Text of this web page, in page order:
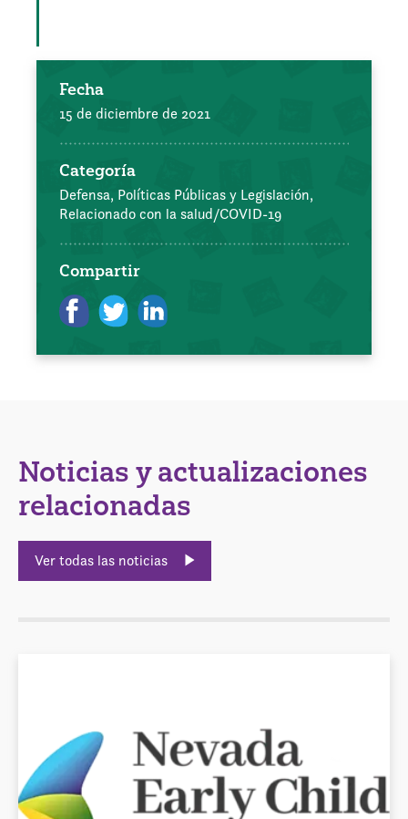
Fecha
15 de diciembre de 2021
Categoría
Defensa, Políticas Públicas y Legislación,
Relacionado con la salud/COVID-19
Compartir
Noticias y actualizaciones
relacionadas
Ver todas las noticias